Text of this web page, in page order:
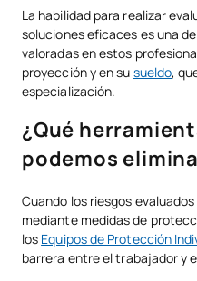
La habilidad para realizar
soluciones eficaces es una
valoradas en estos
proyección y en su sueldo,
especialización.
¿Qué
podemos
Cuando los riesgos
mediante medidas de
los Equipos de Protección
barrera entre el trabajador y